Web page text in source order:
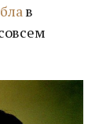
в